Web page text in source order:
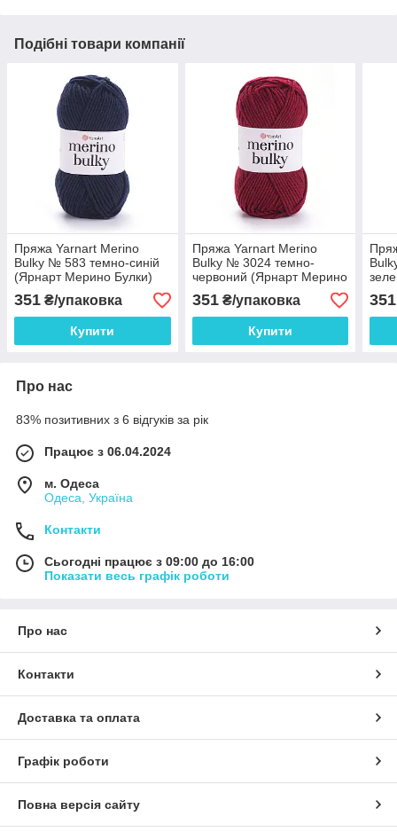
Подібні товари компанії
Пряжа Yarnart Merino
Bulky № 583 темно-синій
(Ярнарт Мерино Булки)
351 ₴/упаковка
Купити
Пряжа Yarnart Merino
Bulky № 3024 темно-
червоний (Ярнарт Мерино
Булки)
351₴/упаковка
Купити
351
Про нас
83% позитивних з 6 відгуків за рік
Працює з 06.04.2024
м. Одеса
Одеса, Україна
Контакти
Сьогодні працює з 09:00 до 16:00
Показати весь графік роботи
Про нас
Контакти
Доставка та оплата
Графік роботи
Повна версія сайту